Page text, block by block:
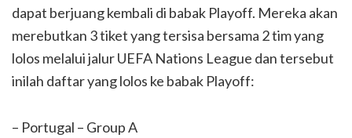
dapat berjuang kembali di babak Playoff. Mereka akan
merebutkan 3 tiket yang tersisa bersama 2 tim yang
lolos melalui jalur UEFA Nations League dan tersebut
inilah daftar yang lolos ke babak Playoff:
– Portugal – Group A